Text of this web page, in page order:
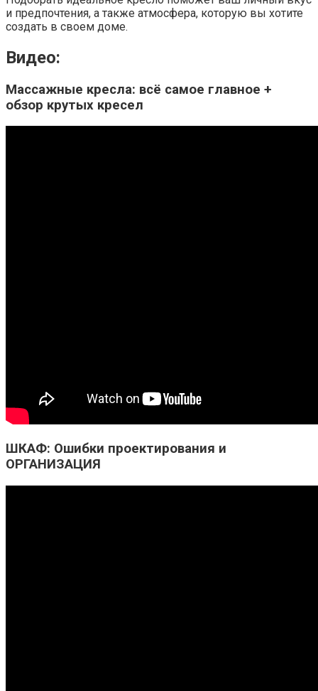
и предпочтения, а также атмосфера, которую вы хотите
создать в своем доме.
Видео:
Массажные кресла: всё самое главное +
обзор крутых кресел
ШКАФ: Ошибки проектирования и
ОРГАНИЗАЦИЯ